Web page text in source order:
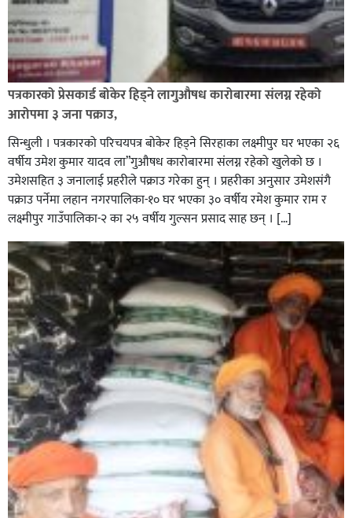
पत्रकारको प्रेसकार्ड बोकेर हिड्ने लागुऔषध कारोबारमा संलग्न रहेको
आरोपमा ३ जना पक्राउ,
सिन्धुली । पत्रकारको परिचयपत्र बोकेर हिड्ने सिरहाका लक्ष्मीपुर घर भएका २६
वर्षीय उमेश कुमार यादव ला”गुऔषध कारोबारमा संलग्न रहेको खुलेको छ ।
उमेशसहित ३ जनालाई प्रहरीले पक्राउ गरेका हुन् । प्रहरीका अनुसार उमेशसंगै
पक्राउ पर्नेमा लहान नगरपालिका-१० घर भएका ३० वर्षीय रमेश कुमार राम र
लक्ष्मीपुर गाउँपालिका-२ का २५ वर्षीय गुल्सन प्रसाद साह छन् । […]